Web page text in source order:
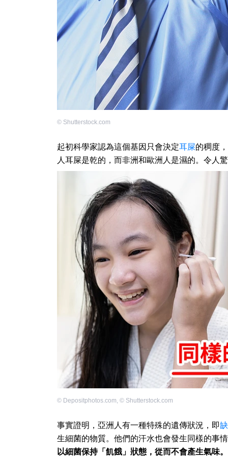
© Shutterstock.com
起初科學家認為這個基因只會決定耳屎的稠度
人耳屎是乾的，而非洲和歐洲人是濕的。令人
© Depositphotos.com, © Shutterstock.com
事實證明，亞洲人有一種特殊的遺傳狀況，即
生細菌的物質。他們的汗水也會發生同樣的事
以細菌保持「飢餓」狀態，從而不會產生氣味。